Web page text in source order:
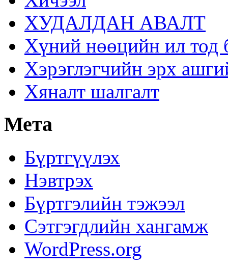
ХУДАЛДАН АВАЛТ
Хүний нөөцийн ил тод
Хэрэглэгчийн эрх
Хяналт шалгалт
Мета
Бүртгүүлэх
Нэвтрэх
Бүртгэлийн тэжээл
Сэтгэгдлийн хангамж
WordPress.org